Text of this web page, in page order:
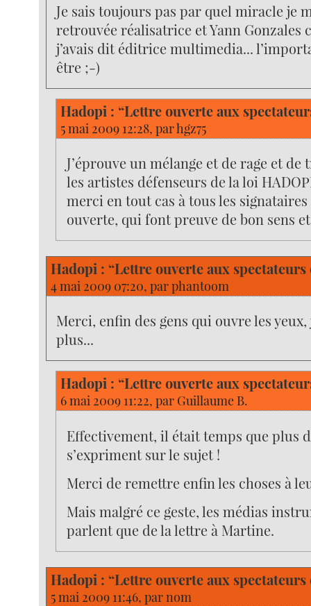
Je sais toujours pas par quel miracle je
retrouvée réalisatrice et Yann Gonzales
j’avais dit éditrice multimedia...
être ;-)
Hadopi : “Lettre ouverte aux
5 mai 2009 12:28, parhgz75
J’éprouve un mélange et de rage et de
les artistes défenseurs de la loi
merci en tout cas à tous les
ouverte, qui font preuve de bon sens
Hadopi : “Lettre ouverte aux spectateurs
4 mai 2009 07:20, parphantoom
Merci, enfin des gens qui ouvre les yeux,
plus...
Hadopi : “Lettre ouverte aux
6 mai 2009 11:22, par Guillaume B.
Effectivement, il était temps que plus
s’expriment sur le sujet !
Merci de remettre enfin les choses à
Mais malgré ce geste, les médias
parlent que de la lettre à Martine.
Hadopi : “Lettre ouverte aux spectateurs
5 mai 2009 11:46, parnom